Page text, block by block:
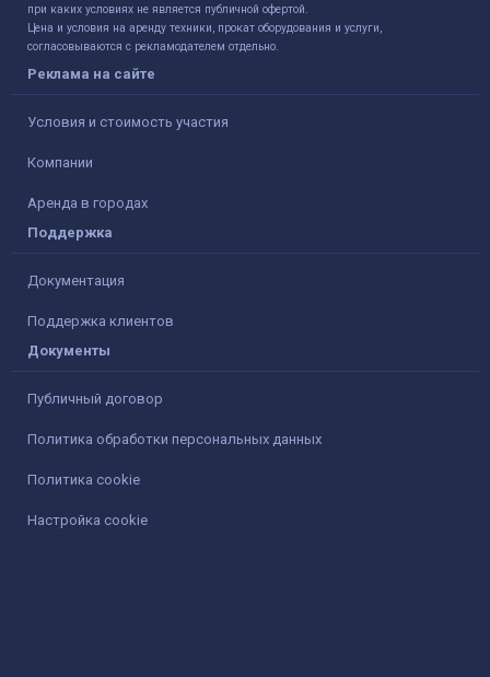
при каких условиях не является публичной офертой.
Цена и условия на аренду техники, прокат оборудования и услуги,
согласовываются с рекламодателем отдельно.
Реклама на сайте
Условия и стоимость участия
Компании
Аренда в городах
Поддержка
Документация
Поддержка клиентов
Документы
Публичный договор
Политика обработки персональных данных
Политика cookie
Настройка cookie